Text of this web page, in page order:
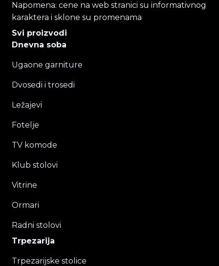
Napomena: cene na web stranici su informativnog
karaktera i sklone su promenama
Svi proizvodi
Dnevna soba
Ugaone garniture
Dvosedi i trosedi
Ležajevi
Fotelje
TV komode
Klub stolovi
Vitrine
Ormari
Radni stolovi
Trpezarija
Trpezarijske stolice